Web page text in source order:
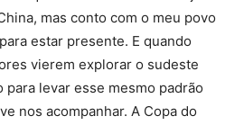
mas conto com o meu povo
estar presente. E quando
vierem explorar o sudeste
levar esse mesmo padrão
nos acompanhar. A Copa do